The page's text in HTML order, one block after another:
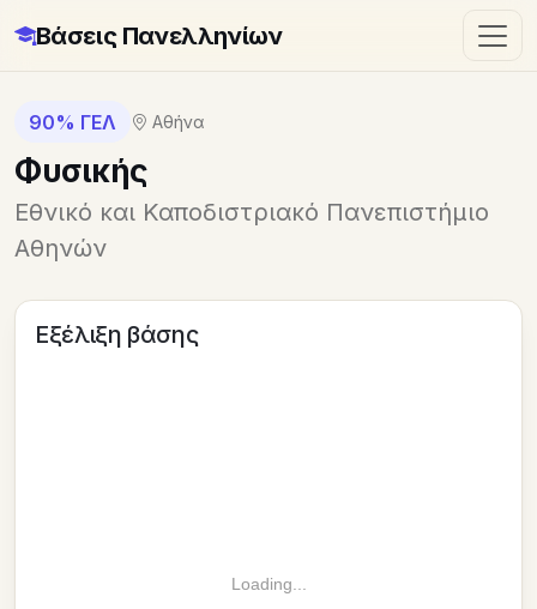
Βάσεις Πανελληνίων
90% ΓΕΛ Αθήνα
Φυσικής
Εθνικό και Καποδιστριακό Πανεπιστήμιο
Αθηνών
Εξέλιξη βάσης
Loading...